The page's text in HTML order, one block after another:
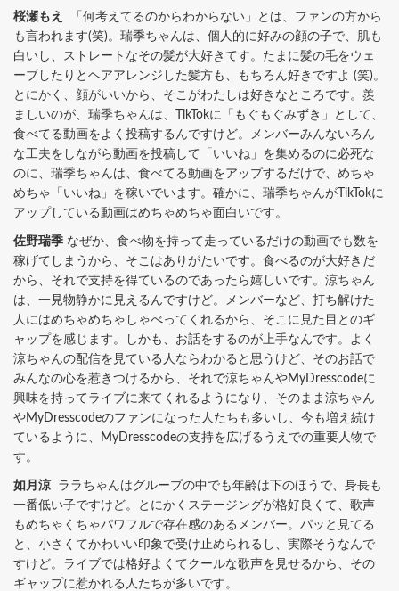
桜瀬もえ
「何考えてるのからわからない」とは、ファンの方から
も言われます(笑)。瑞季ちゃんは、個人的に好みの顔の子で、肌も
白いし、ストレートなその髪が大好きてす。たまに髪の毛をウェ
ーブしたりとヘアアレンジした髪方も、もちろん好きですよ (笑)。
とにかく、顔がいいから、そこがわたしは好きなところです。羨
ましいのが、瑞季ちゃんは、TikTokに「もぐもぐみずき」として、
食べてる動画をよく投稿するんですけど。メンバーみんないろん
な工夫をしながら動画を投稿して「いいね」を集めるのに必死な
のに、瑞季ちゃんは、食べてる動画をアップするだけで、めちゃ
めちゃ「いいね」を稼いでいます。確かに、瑞季ちゃんがTikTokに
アップしている動画はめちゃめちゃ面白いです。
佐野瑞季 なぜか、食べ物を持って走っているだけの動画でも数を
稼げてしまうから、そこはありがたいです。食べるのが大好きだ
から、それで支持を得ているのであったら嬉しいです。涼ちゃん
は、一見物静かに見えるんですけど。メンバーなど、打ち解けた
人にはめちゃめちゃしゃべってくれるから、そこに見た目とのギ
ャップを感じます。しかも、お話をするのが上手なんです。よく
涼ちゃんの配信を見ている人ならわかると思うけど、そのお話で
みんなの心を惹きつけるから、それで涼ちゃんやMyDresscodeに
興味を持ってライブに来てくれるようになり、そのまま涼ちゃん
やMyDresscodeのファンになった人たちも多いし、今も増え続け
ているように、MyDresscodeの支持を広げるうえでの重要人物で
す。
如月涼 ララちゃんはグループの中でも年齢は下のほうで、身長も
一番低い子ですけど。とにかくステージングが格好良くて、歌声
もめちゃくちゃパワフルで存在感のあるメンバー。パッと見てる
と、小さくてかわいい印象で受け止められるし、実際そうなんで
すけど。ライブでは格好よくてクールな歌声を見せるから、その
ギャップに惹かれる人たちが多いです。